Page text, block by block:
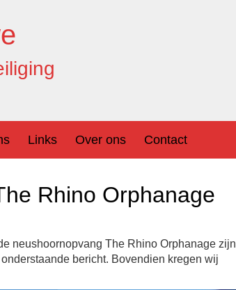
Links Over ons Contact
Rhino Orphanage
neushoornopvang The Rhino Orphanage zijn
bericht. Bovendien kregen wij